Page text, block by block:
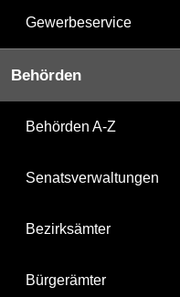
Gewerbeservice
Behörden
Behörden A-Z
Senatsverwaltungen
Bezirksämter
Bürgerämter